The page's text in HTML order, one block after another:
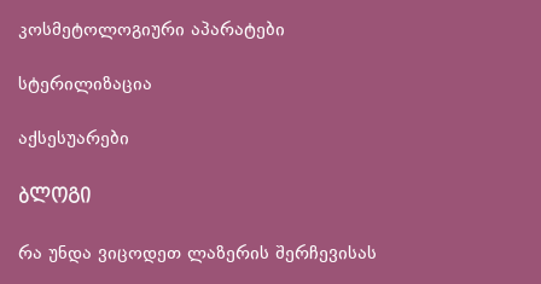
კოსმეტოლოგიური აპარატები
სტერილიზაცია
აქსესუარები
ბლოგი
რა უნდა ვიცოდეთ ლაზერის შერჩევისას